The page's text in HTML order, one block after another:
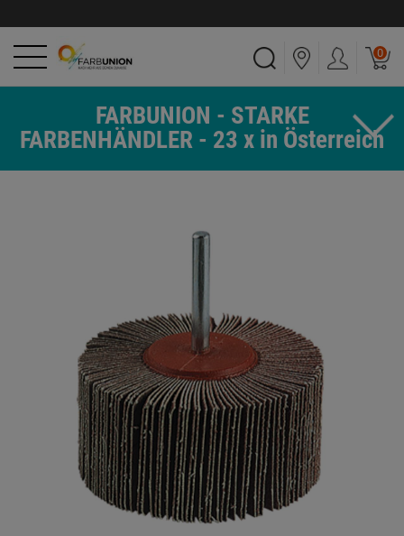
0
FARBUNION - STARKE
FARBENHÄNDLER - 23 x in Österreich